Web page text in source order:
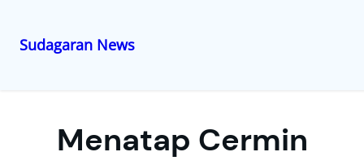
Sudagaran News
Menatap Cermin